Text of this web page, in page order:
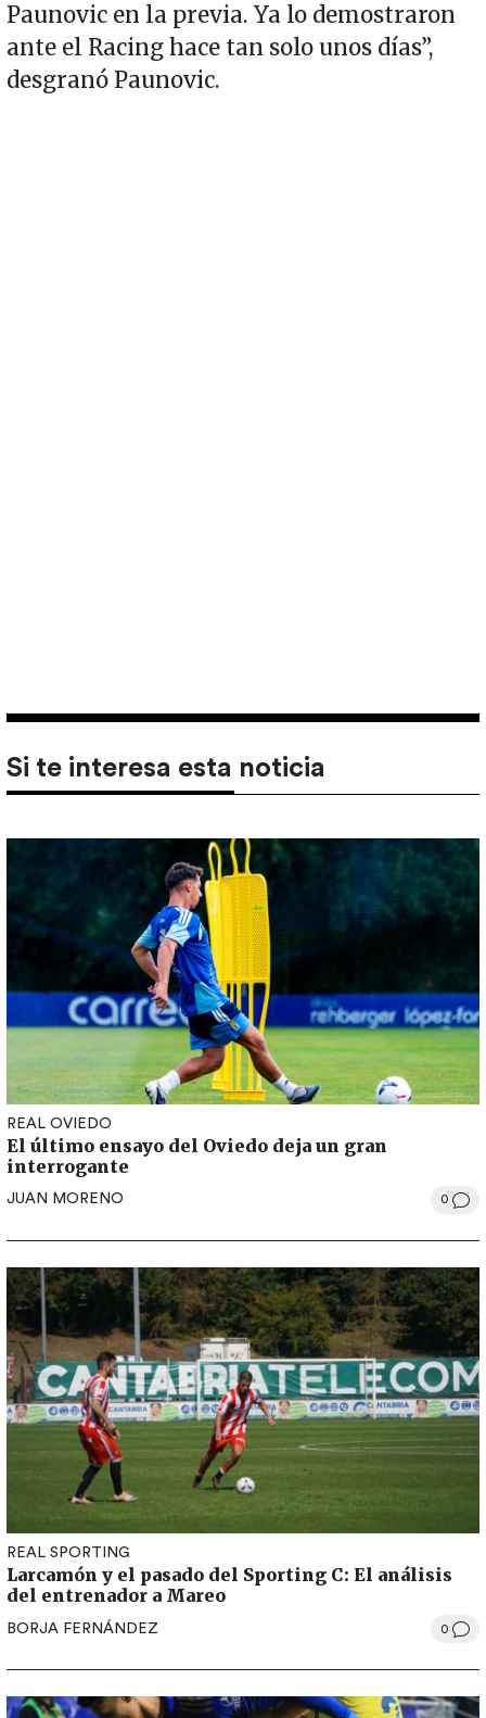
Paunovic en la previa. Ya lo demostraron
ante el Racing hace tan solo unos días”,
desgranó Paunovic.
Si te interesa esta noticia
REAL OVIEDO
El último ensayo del Oviedo deja un gran
interrogante
JUAN MORENO 0
REAL SPORTING
Larcamón y el pasado del Sporting C: El análisis
del entrenador a Mareo
BORJA FERNÁNDEZ 0